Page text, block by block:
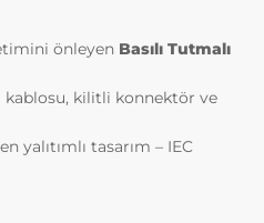
önleyen Basılı Tutmalı
kablosu, kilitli konnektör ve
yalıtımlı tasarım – IEC
gibi hususlar
sizlere özel
İnternet Sitemizi
etmeniz
İnternet Sitemiz
bir çerez olup
var ise, sizin